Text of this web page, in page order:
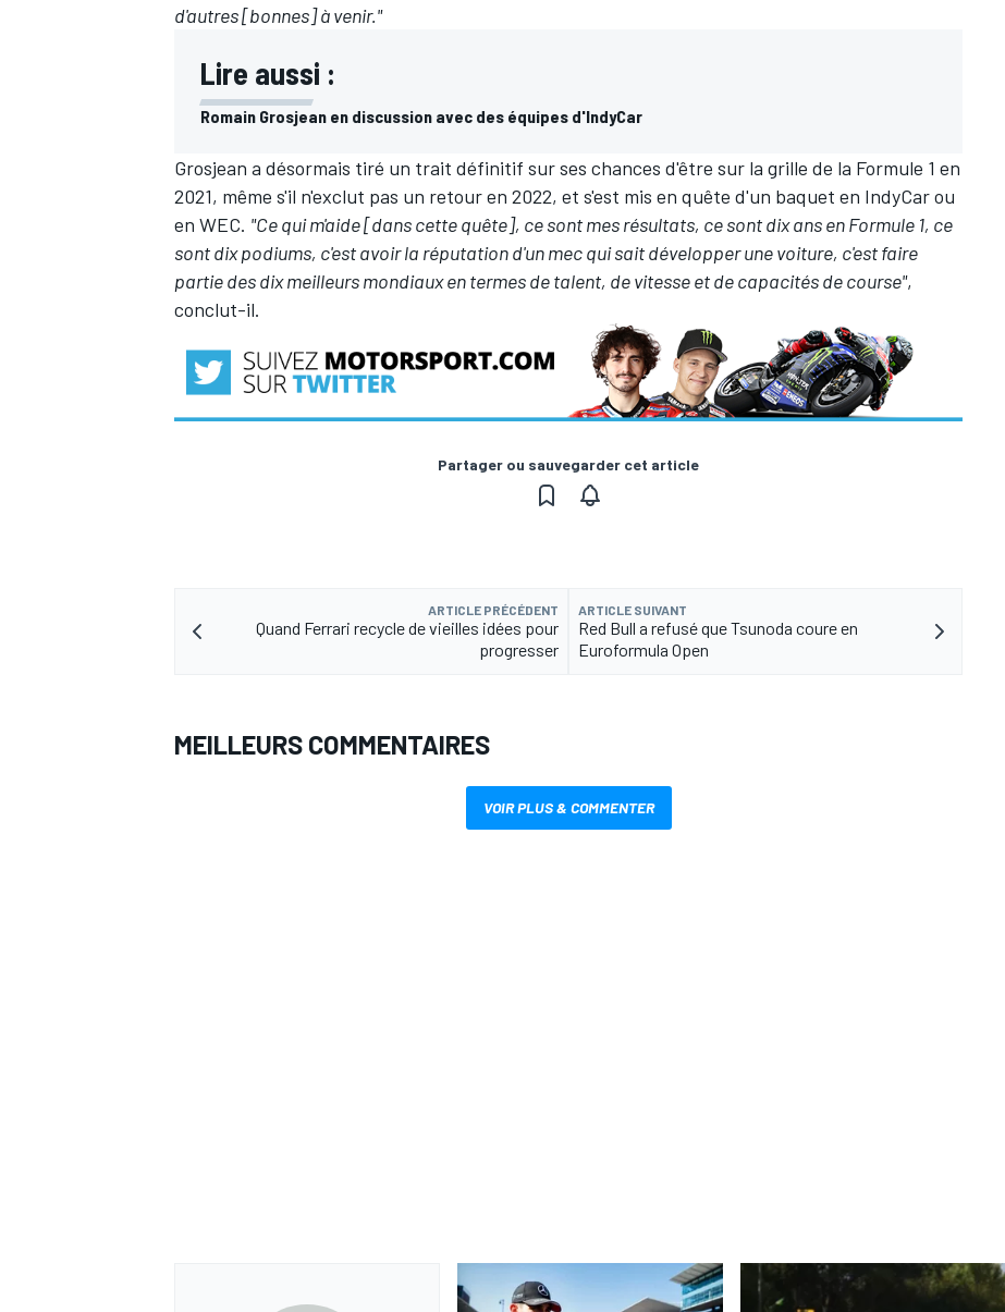
AUTRES CHAMPIONNATS
d'autres [bonnes] à venir."
Lire aussi :
Romain Grosjean en discussion avec des équipes d'IndyCar
Grosjean a désormais tiré un trait définitif sur ses chances d'être sur la grille de la Formule 1 en
2021, même s'il n'exclut pas un retour en 2022, et s'est mis en quête d'un baquet en IndyCar ou
en WEC. "Ce qui m'aide [dans cette quête], ce sont mes résultats, ce sont dix ans en Formule 1, ce
sont dix podiums, c'est avoir la réputation d'un mec qui sait développer une voiture, c'est faire
partie des dix meilleurs mondiaux en termes de talent, de vitesse et de capacités de course",
conclut-il.
Partager ou sauvegarder cet article
ARTICLE PRÉCÉDENT
Quand Ferrari recycle de vieilles idées pour
progresser
ARTICLE SUIVANT
Red Bull a refusé que Tsunoda coure en
Euroformula Open
MEILLEURS COMMENTAIRES
VOIR PLUS & COMMENTER